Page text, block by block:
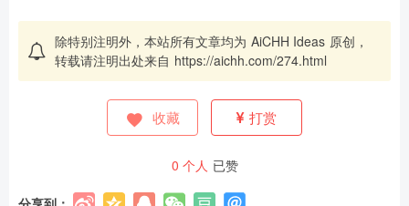
除特别注明外，本站所有文章均为 AiCHH Ideas 原创，
转载请注明出处来自 https://aichh.com/274.html
收藏 打赏
0 个人 已赞